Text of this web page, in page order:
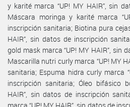
y karité marca “UP! MY HAIR”, sin
Máscara moringa y karité marca
inscripción sanitaria; Biotina pura
HAIR”, sin datos de inscripción
gold mask marca “UP! MY HAIR”, sin
Mascarilla nutri curly marca “UP! MY
sanitaria; Espuma hidra curly marca
inscripción sanitaria; Óleo bifásico
HAIR”, sin datos de inscripción
marca “UP! MY HAIR”, sin datos de